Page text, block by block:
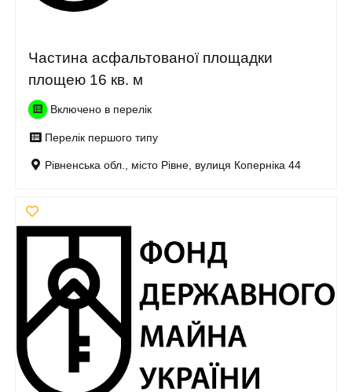
Частина асфальтованої площадки
площею 16 кв. м
Включено в перелік
Перелік першого типу
Рівненська обл., місто Рівне, вулиця Коперніка 44